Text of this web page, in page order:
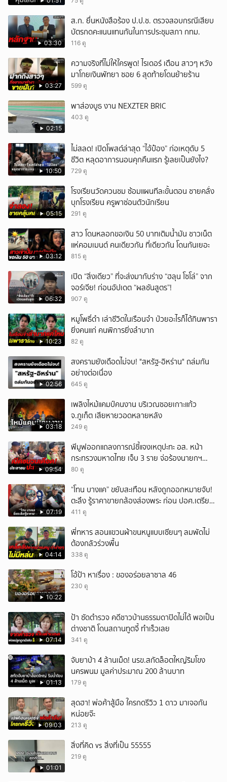
03:30
ส.ก. ยื่นหนังสือร้อง ป.ป.ช. ตรวจสอบกรณีเสียบ
บัตรกดคะแนนแทนกันในการประชุมสภา กทม.
116 ดู
03:27
ความจริงที่ไม่ให้ใครพูด! ไรเดอร์ เตือน สาวๆ หวัง
มาโกยเงินพัทยา ซอย 6 สุดท้ายโดนย้ายร้าน
599 ดู
02:15
พาส่องบูธ งาน NEXZTER BRIC
403 ดู
10:50
ไม่สลด! เปิดโพสต์ล่าสุด “ไอ้ป๋อง” ก่อเหตุดับ 5
ชีวิต หลุดอาการนอนคุกคืนแรก รู้เลยเป็นยังไง?
729 ดู
05:15
โรงเรียนวัดควนชม ซ้อมแผนทีละขั้นตอน ชายคลั่ง
บุกโรงเรียน ครูพาซ่อนตัวนักเรียน
291 ดู
03:12
สาว โดนหลอกขอเงิน 50 บาทเติมน้ำมัน ชาวเน็ต
แห่คอมเมนต์ คนเดียวกัน ที่เดียวกัน โดนกันเยอะ
815 ดู
06:32
เปิด “สิ่งเดียว” ที่จะส่งมากับร่าง “ฮลุน โซโล่” จาก
จอร์เจีย! ก่อนอัปเดต “ผลชันสูตร”!
907 ดู
10:23
หมูโพธิ์ดำ เล่าชีวิตในเรือนจำ ป่วยอะไรก็ได้กินพารา
ยิ่งคนแก่ คนพิการยิ่งลำบาก
82 ดู
02:56
สงครามยังเดือดไม่จบ! "สหรัฐ-อิหร่าน" ถล่มกัน
อย่างต่อเนื่อง
645 ดู
03:18
เพลิงไหม้แคมป์คนงาน บริเวณซอยเกาะแก้ว
จ.ภูเก็ต เสียหายวอดหลายหลัง
249 ดู
09:54
พีมูฟออกแถลงการณ์ชี้แจงเหตุปะทะ อส. หน้า
กระทรวงมหาดไทย เจ็บ 3 ราย จ่อร้องนายกฯ
ตรวจสอบ
80 ดู
07:19
“โทน บางแค” ขยับสะเทือน หลังถูกออกหมายจับ!
ตะลึง รู้ราคาขายกล้องส่องพระ ก่อน ปอศ.เตรียม
บุกรวบ?
411 ดู
04:14
พี่ทหาร สอนแขวนผ้าขนหนูแบบเซียนๆ ลมพัดไม่
ต้องกลัวร่วงพื้น
338 ดู
10:22
โอ้ป้า หาเรื่อง : ของอร่อยลาซาล 46
230 ดู
07:14
ป้า ซัดตำรวจ คดีชาวบ้านธรรมดาปิดไม่ได้ พอเป็น
ต่างชาติ โดนสถานทูตจี้ ทำเร็วเลย
341 ดู
01:13
จับยาบ้า 4 ล้านเม็ด! นรข.สกัดล็อตใหญ่ริมโขง
นครพนม มูลค่าประมาณ 200 ล้านบาท
179 ดู
09:03
สุดฮา! พ่อค้าสู้มือ ใครกดรีวิว 1 ดาว มาเจอกัน
หน่อยจ๊ะ
213 ดู
01:01
สิ่งที่คิด vs สิ่งที่เป็น 55555
219 ดู